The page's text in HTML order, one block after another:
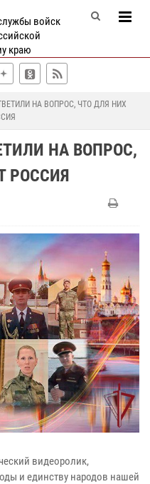
войск
краю
НА ВОПРОС, ЧТО ДЛЯ НИХ
НА ВОПРОС,
РОССИЯ
видеоролик,
и единству народов нашей